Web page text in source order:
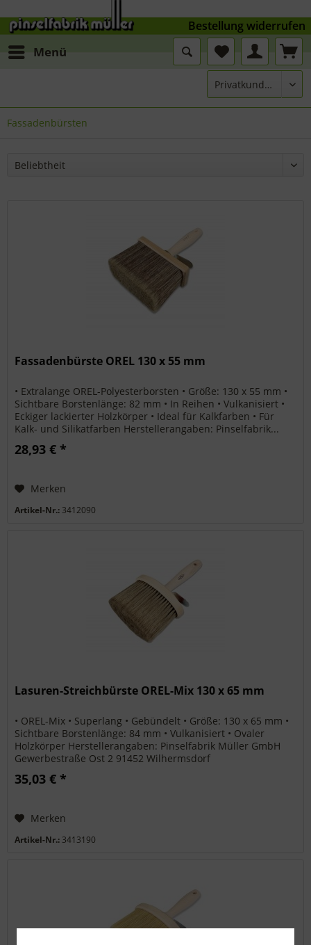
Menü
Fassadenbürsten
Fassadenbürste OREL 130 x 55 mm
• Extralange OREL-Polyesterborsten • Größe: 130 x 55 mm •
Sichtbare Borstenlänge: 82 mm • In Reihen • Vulkanisiert •
Eckiger lackierter Holzkörper • Ideal für Kalkfarben • Für
Kalk- und Silikatfarben Herstellerangaben: Pinselfabrik...
28,93 € *
Merken
Artikel-Nr.: 3412090
Lasuren-Streichbürste OREL-Mix 130 x 65 mm
• OREL-Mix • Superlang • Gebündelt • Größe: 130 x 65 mm •
Sichtbare Borstenlänge: 84 mm • Vulkanisiert • Ovaler
Holzkörper Herstellerangaben: Pinselfabrik Müller GmbH
Gewerbestraße Ost 2 91452 Wilhermsdorf
info@pinselmueller.de
35,03 € *
Merken
Artikel-Nr.: 3413190
Bestellung widerrufen